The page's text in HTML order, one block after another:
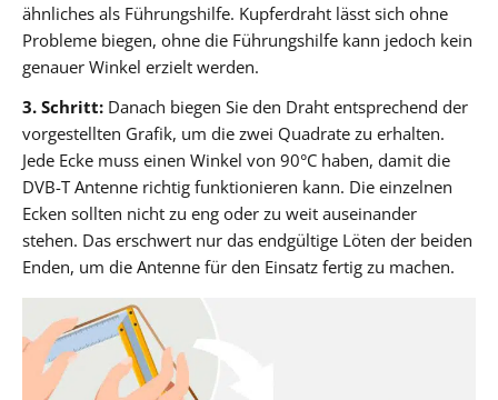
ähnliches als Führungshilfe. Kupferdraht lässt sich ohne
Probleme biegen, ohne die Führungshilfe kann jedoch kein
genauer Winkel erzielt werden.
3. Schritt: Danach biegen Sie den Draht entsprechend der
vorgestellten Grafik, um die zwei Quadrate zu erhalten.
Jede Ecke muss einen Winkel von 90°C haben, damit die
DVB-T Antenne richtig funktionieren kann. Die einzelnen
Ecken sollten nicht zu eng oder zu weit auseinander
stehen. Das erschwert nur das endgültige Löten der beiden
Enden, um die Antenne für den Einsatz fertig zu machen.